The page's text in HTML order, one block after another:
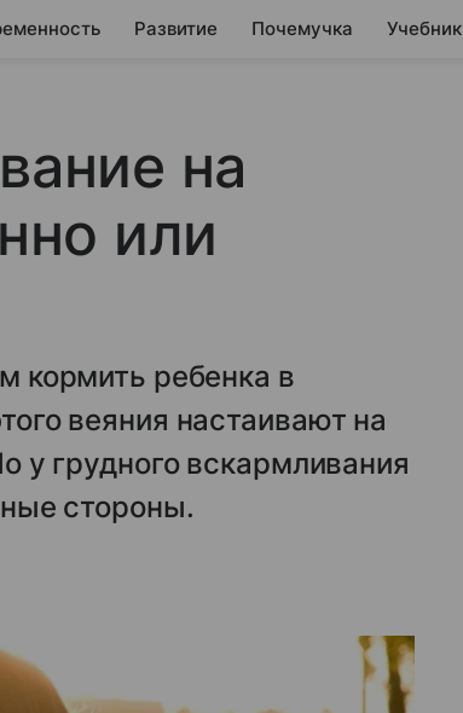
Развитие Почемучка Учебник
на
или
кормить ребенка в
веяния настаивают на
у грудного вскармливания
стороны.